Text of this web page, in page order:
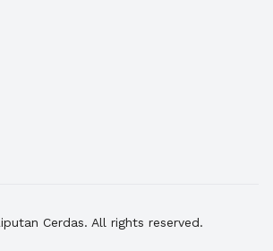
Cerdas. All rights reserved.